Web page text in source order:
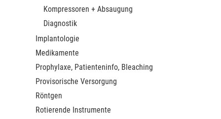
Kompressoren + Absaugung
Diagnostik
Implantologie
Medikamente
Prophylaxe, Patienteninfo, Bleaching
Provisorische Versorgung
Röntgen
Rotierende Instrumente